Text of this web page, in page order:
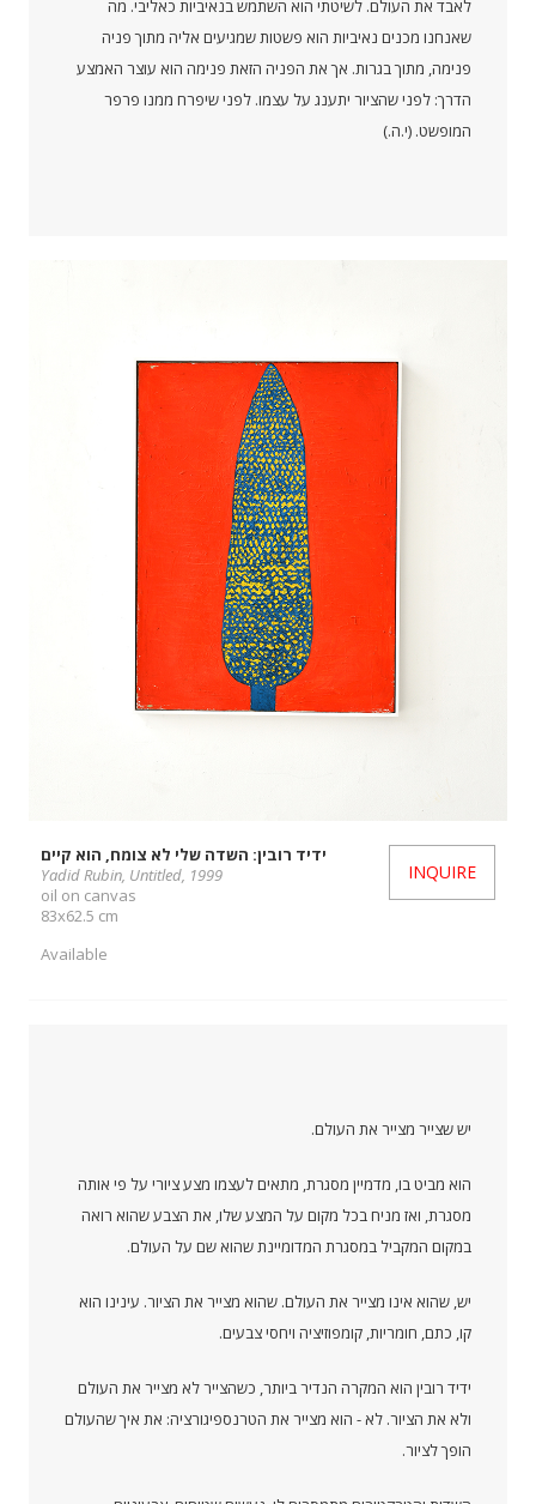
לאבד את העולם. לשיטתי הוא השתמש בנאיביות כאליבי. מה
שאנחנו מכנים נאיביות הוא פשטות שמגיעים אליה מתוך פניה
פנימה, מתוך בגרות. אך את הפניה הזאת פנימה הוא עוצר האמצע
הדרך: לפני שהציור יתענג על עצמו. לפני שיפרח ממנו פרפר
המופשט. (י.ה.)
ידיד רובין: השדה שלי לא צומח, הוא קיים
Yadid Rubin, Untitled, 1999
oil on canvas
83x62.5 cm
Available
INQUIRE
יש שצייר מצייר את העולם.
הוא מביט בו, מדמיין מסגרת, מתאים לעצמו מצע ציורי על פי אותה
מסגרת, ואז מניח בכל מקום על המצע שלו, את הצבע שהוא רואה
במקום המקביל במסגרת המדומיינת שהוא שם על העולם.
יש, שהוא אינו מצייר את העולם. שהוא מצייר את הציור. עינינו הוא
קו, כתם, חומריות, קומפוזיציה ויחסי צבעים.
ידיד רובין הוא המקרה הנדיר ביותר, כשהצייר לא מצייר את העולם
ולא את הציור. לא - הוא מצייר את הטרנספיגורציה: את איך שהעולם
הופך לציור.